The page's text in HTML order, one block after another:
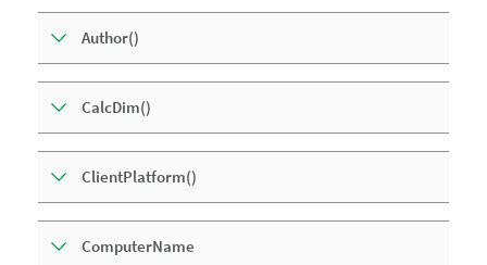
Author()
CalcDim()
ClientPlatform()
ComputerName